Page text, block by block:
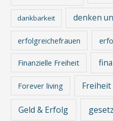
dankbarkeit denken
erfolgreichefrauen
Finanzielle Freiheit
Forever living Freiheit
Geld & Erfolg